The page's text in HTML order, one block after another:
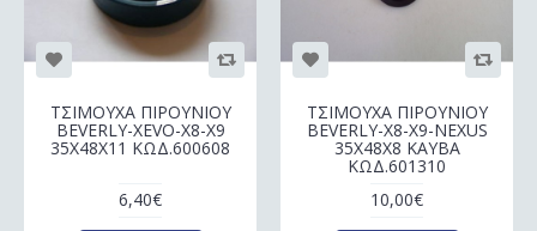
ΤΣΙΜΟΥΧΑ ΠΙΡΟΥΝΙΟΥ
BEVERLY-XEVO-X8-X9
35Χ48Χ11 ΚΩΔ.600608
6,40€
ΤΣΙΜΟΥΧΑ ΠΙΡΟΥΝΙΟΥ
BEVERLY-Χ8-Χ9-NEXUS
35Χ48Χ8 KAYBA
ΚΩΔ.601310
10,00€